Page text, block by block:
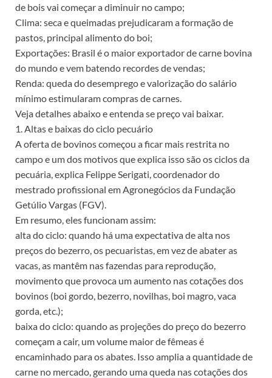
de bois vai começar a diminuir no campo;
Clima: seca e queimadas prejudicaram a formação de
pastos, principal alimento do boi;
Exportações: Brasil é o maior exportador de carne bovina
do mundo e vem batendo recordes de vendas;
Renda: queda do desemprego e valorização do salário
mínimo estimularam compras de carnes.
Veja detalhes abaixo e entenda se preço vai baixar.
1. Altas e baixas do ciclo pecuário
A oferta de bovinos começou a ficar mais restrita no
campo e um dos motivos que explica isso são os ciclos da
pecuária, explica Felippe Serigati, coordenador do
mestrado profissional em Agronegócios da Fundação
Getúlio Vargas (FGV).
Em resumo, eles funcionam assim:
alta do ciclo: quando há uma expectativa de alta nos
preços do bezerro, os pecuaristas, em vez de abater as
vacas, as mantêm nas fazendas para reprodução,
movimento que provoca um aumento nas cotações dos
bovinos (boi gordo, bezerro, novilhas, boi magro, vaca
gorda, etc.);
baixa do ciclo: quando as projeções do preço do bezerro
começam a cair, um volume maior de fêmeas é
encaminhado para os abates. Isso amplia a quantidade de
carne no mercado, gerando uma queda nas cotações dos